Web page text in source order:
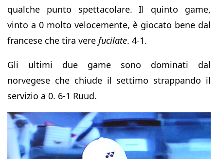
qualche punto spettacolare. Il quinto game,
vinto a 0 molto velocemente, è giocato bene dal
francese che tira vere fucilate. 4-1.
Gli ultimi due game sono dominati dal
norvegese che chiude il settimo strappando il
servizio a 0. 6-1 Ruud.